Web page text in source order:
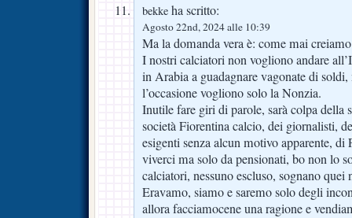
bekke ha scritto:
Agosto 22nd, 2024 alle 10:39
Ma la domanda vera è: come mai
I nostri calciatori non vogliono andare
in Arabia a guadagnare vagonate di soldi,
l’occasione vogliono solo la Nonzia.
Inutile fare giri di parole, sarà colpa della
società Fiorentina calcio, dei giornalisti,
esigenti senza alcun motivo apparente, di
viverci ma solo da pensionati, bo non lo
calciatori, nessuno escluso, sognano
Eravamo, siamo e saremo solo degli
allora facciamocene una ragione e